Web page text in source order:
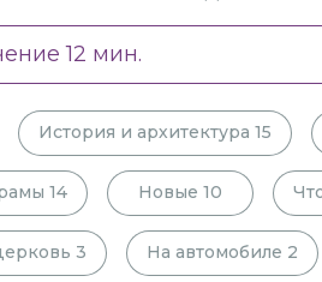
12 мин.
История и архитектура 15
14 Новые 10
3 На автомобиле 2